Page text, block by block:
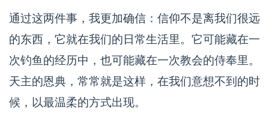
通过这两件事，我更加确信：信仰不是离我们很远
的东西，它就在我们的日常生活里。它可能藏在一
次钓鱼的经历中，也可能藏在一次教会的侍奉里。
天主的恩典，常常就是这样，在我们意想不到的时
候，以最温柔的方式出现。